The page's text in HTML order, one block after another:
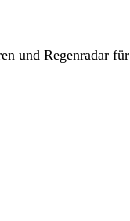
und Regenradar für